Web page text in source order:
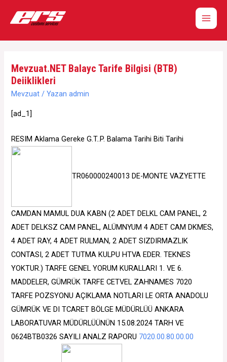
atla
Main
Mevzuat.NET Balayc Tarife Bilgisi (BTB)
Deiiklikleri
Mevzuat / Yazan admin
[ad_1]
RESIM Aklama Gereke G.T..P. Balama Tarihi Biti Tarihi
TR060000240013 DE-MONTE VAZYETTE
CAMDAN MAMUL DUA KABN (2 ADET DELKL CAM PANEL, 2
ADET DELKSZ CAM PANEL, ALÜMNYUM 4 ADET CAM DKMES,
4 ADET RAY, 4 ADET RULMAN, 2 ADET SIZDIRMAZLIK
CONTASI, 2 ADET TUTMA KULPU HTVA EDER. TEKNES
YOKTUR.) TARFE GENEL YORUM KURALLARI 1. VE 6.
MADDELER, GÜMRÜK TARFE CETVEL ZAHNAMES 7020
TARFE POZSYONU AÇIKLAMA NOTLARI LE ORTA ANADOLU
GÜMRÜK VE DI TCARET BÖLGE MÜDÜRLÜÜ ANKARA
LABORATUVAR MÜDÜRLÜÜNÜN 15.08.2024 TARH VE
0624BTB0326 SAYILI ANALZ RAPORU 7020.00.80.00.00